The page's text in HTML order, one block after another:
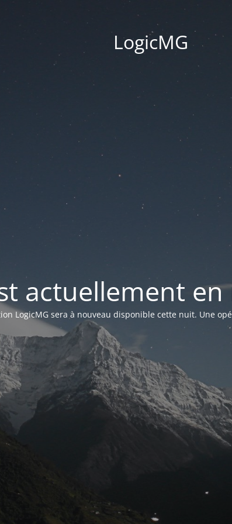
LogicMG
actuellement
LogicMG sera à nouveau disponible cette nuit. Une